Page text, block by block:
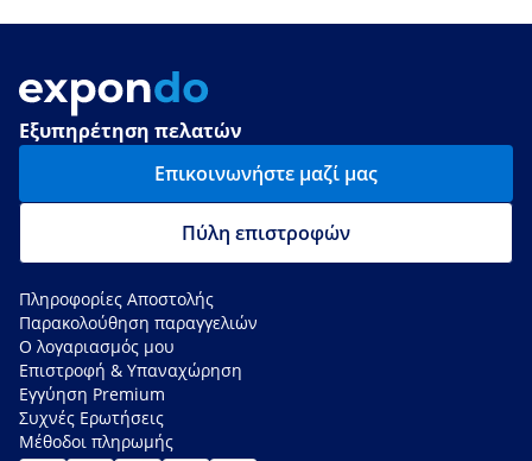
Εξυπηρέτηση πελατών
Επικοινωνήστε μαζί μας
Πύλη επιστροφών
Πληροφορίες Αποστολής
Παρακολούθηση παραγγελιών
Ο λογαριασμός μου
Επιστροφή & Υπαναχώρηση
Εγγύηση Premium
Συχνές Ερωτήσεις
Μέθοδοι πληρωμής